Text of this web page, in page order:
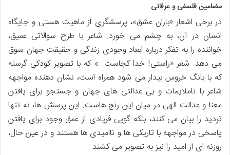
مضامین فلسفی و عرفانی
در برخی اشعار «باران عشق»، پرسشگری از ماهیت هستی و جایگاه
انسان در آن، به چشم می خورد. شاعر با طرح سوالاتی عمیق،
خواننده را به تفکر درباره ابعاد وجودی زندگی و حقیقت جهان سوق
می دهد. شعر «راستی! خدا کجاست…» که با تصویر کودکی گرسنه
که با بانگ خروس بیدار می شود همراه است، نشان دهنده مواجهه
شاعر با ناملایمات و بی عدالتی های جهان و جستجو برای یافتن
معنا و عدالت الهی در میان این رنج هاست. این پرسش ها، نه تنها
تردید را بیان می کنند، بلکه گویی فریادی از عمق وجود برای یافتن
پاسخی در مواجهه با تاریکی ها و ناامیدی ها هستند و در عین حال،
روزنه ای از امید را نیز به تصویر می کشند.